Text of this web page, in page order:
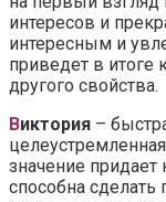
интересов и
интересным и
приведет в
другого свойства.
Виктория –
значение придает
способна